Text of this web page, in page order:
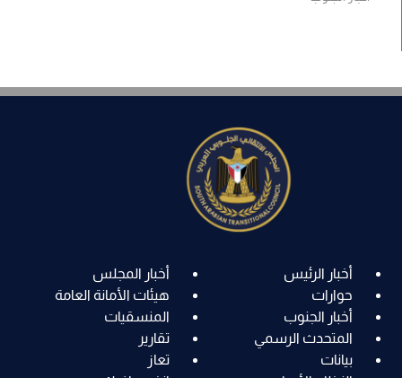
أخبار الرئيس
أخبار المجلس
حوارات
هيئات الأمانة العامة
أخبار الجنوب
المنسقيات
المتحدث الرسمي
تقارير
بيانات
تعاز